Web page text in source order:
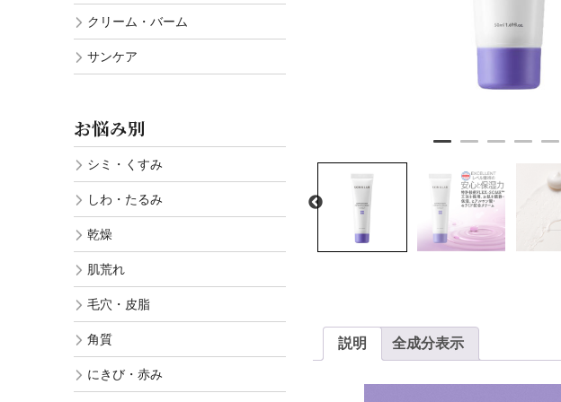
クリーム・バーム
サンケア
お悩み別
シミ・くすみ
しわ・たるみ
乾燥
肌荒れ
毛穴・皮脂
角質
にきび・赤み
説明 全成分表示